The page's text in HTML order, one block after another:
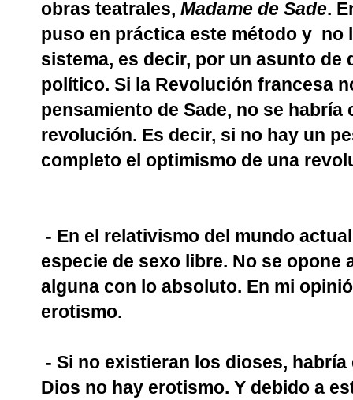
obras teatrales, Madame de Sade.
puso en práctica este método y no
sistema, es decir, por un asunto de
político. Si la Revolución francesa
pensamiento de Sade, no se
revolución. Es decir, si no hay un
completo el optimismo de una
- En el relativismo del mundo
especie de sexo libre. No se opone
alguna con lo absoluto. En mi
erotismo.
- Si no existieran los dioses,
Dios no hay erotismo. Y debido a